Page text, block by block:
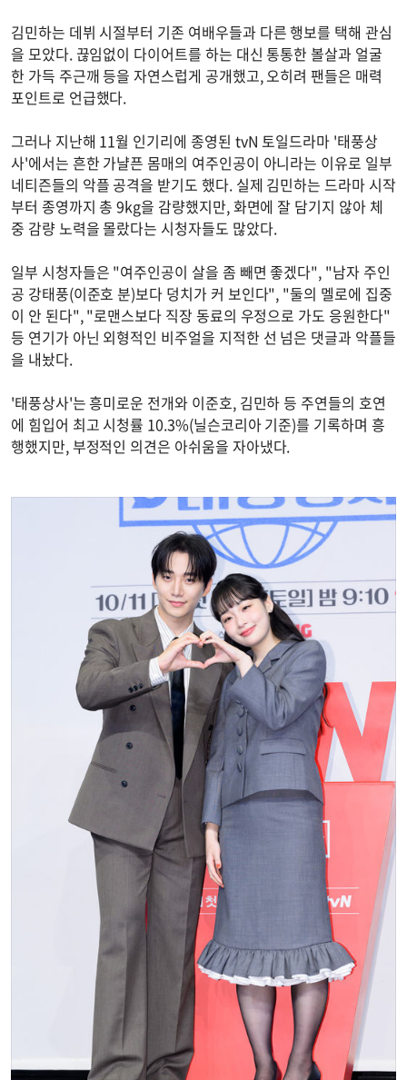
김민하는 데뷔 시절부터 기존 여배우들과 다른 행보를 택해 관심
을 모았다. 끊임없이 다이어트를 하는 대신 통통한 볼살과 얼굴
한 가득 주근깨 등을 자연스럽게 공개했고, 오히려 팬들은 매력
포인트로 언급했다.
그러나 지난해 11월 인기리에 종영된 tvN 토일드라마 '태풍상
사'에서는 흔한 가냘픈 몸매의 여주인공이 아니라는 이유로 일부
네티즌들의 악플 공격을 받기도 했다. 실제 김민하는 드라마 시작
부터 종영까지 총 9kg을 감량했지만, 화면에 잘 담기지 않아 체
중 감량 노력을 몰랐다는 시청자들도 많았다.
일부 시청자들은 "여주인공이 살을 좀 빼면 좋겠다", "남자 주인
공 강태풍(이준호 분)보다 덩치가 커 보인다", "둘의 멜로에 집중
이 안 된다", "로맨스보다 직장 동료의 우정으로 가도 응원한다"
등 연기가 아닌 외형적인 비주얼을 지적한 선 넘은 댓글과 악플들
을 내놨다.
'태풍상사'는 흥미로운 전개와 이준호, 김민하 등 주연들의 호연
에 힘입어 최고 시청률 10.3%(닐슨코리아 기준)를 기록하며 흥
행했지만, 부정적인 의견은 아쉬움을 자아냈다.